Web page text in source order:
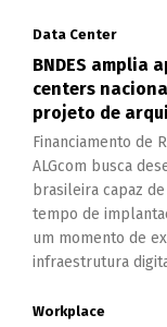
Data Center
BNDES amplia
centers
projeto de
Financiamento de
ALGcom busca
brasileira capaz
tempo de
um momento de
infraestrutura
Workplace